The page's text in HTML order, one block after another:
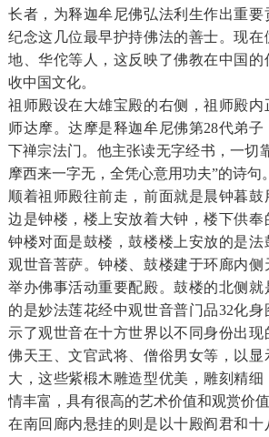
长者，为释迦牟尼佛弘法利生作出重要
纪念这几位最早护持佛法的善士。现在
地、华佗等人，这反映了佛教在中国的
收中国文化。
祖师殿设在大雄宝殿的右侧，祖师殿内
师达摩。达摩是释迦牟尼佛第28代弟子
下禅宗法门。他主张读无字经书，一切
摩西来一字无，全凭心意用功夫”的诗句。
顺着祖师殿往前走，前面就是晨钟暮鼓
边是钟楼，楼上安放着大钟，楼下供奉
钟楼对面是鼓楼，鼓楼楼上安放的是法
观世音菩萨。钟楼、鼓楼建于环廊内侧
举办佛事活动重要配殿。鼓楼的北侧
的是妙法莲花经中观世音普门品32化身
示了观世音在十方世界以不同身份出现
佛天王、文官武将、僧俗男女等，以
大，这些紫椴木雕造型优美，雕刻精细
情丰富，具有很高的艺术价值和观赏价值
在南回廊内悬挂的则是以十殿阎君和十